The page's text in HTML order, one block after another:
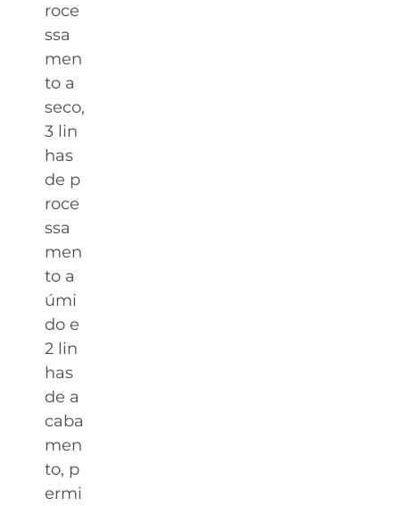
roce
ssa
men
to a
seco,
3 lin
has
de p
roce
ssa
men
to a
úmi
do e
2 lin
has
de a
caba
men
to, p
ermi